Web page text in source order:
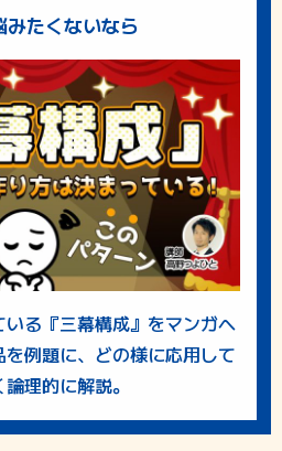
みたくないなら
る『三幕構成』をマンガへ
例題に、どの様に応用して
理的に解説。